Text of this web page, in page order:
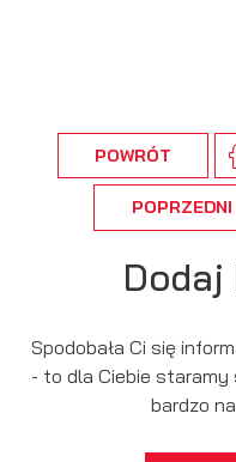
POWRÓT
POPRZEDNI
Dodaj
Spodobała Ci się
- to dla Ciebie staramy
bardzo